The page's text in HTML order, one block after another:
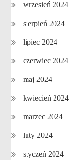
wrzesień 2024
sierpień 2024
lipiec 2024
czerwiec 2024
maj 2024
kwiecień 2024
marzec 2024
luty 2024
styczeń 2024